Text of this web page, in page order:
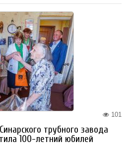
101
трубного завода
100-летний юбилей